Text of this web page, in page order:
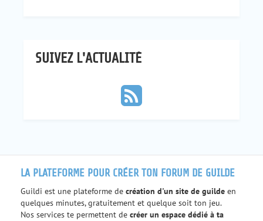
SUIVEZ L'ACTUALITÉ
LA PLATEFORME POUR CRÉER TON FORUM DE GUILDE
Guildi est une plateforme de création d'un site de guilde en
quelques minutes, gratuitement et quelque soit ton jeu.
Nos services te permettent de créer un espace dédié à ta